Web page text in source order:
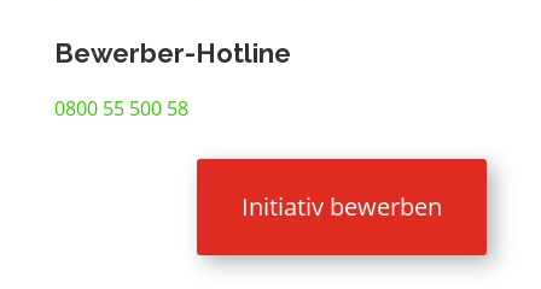
Bewerber-Hotline
0800 55 500 58
Initiativ bewerben